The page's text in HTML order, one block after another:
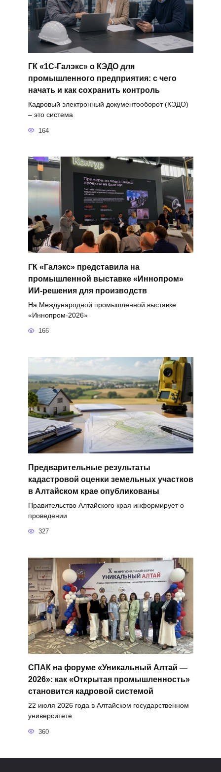
ГК «1С-Галэкс» о КЭДО для
промышленного предприятия: с чего
начать и как сохранить контроль
Кадровый электронный документооборот (КЭДО)
– это система
164
ГК «Галэкс» представила на
промышленной выставке «Иннопром»
ИИ-решения для производств
На Международной промышленной выставке
«Иннопром-2026»
166
Предварительные результаты
кадастровой оценки земельных участков
в Алтайском крае опубликованы
Правительство Алтайского края информирует о
проведении
327
СПАК на форуме «Уникальный Алтай —
2026»: как «Открытая промышленность»
становится кадровой системой
22 июля 2026 года в Алтайском государственном
университете
360